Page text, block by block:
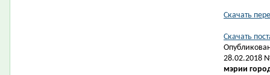
Скачать
Скачать
28.02.2018
мэрии